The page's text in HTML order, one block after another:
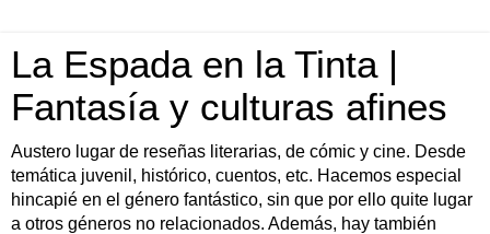
La Espada en la Tinta |
Fantasía y culturas afines
Austero lugar de reseñas literarias, de cómic y cine. Desde
temática juvenil, histórico, cuentos, etc. Hacemos especial
hincapié en el género fantástico, sin que por ello quite lugar
a otros géneros no relacionados. Además, hay también